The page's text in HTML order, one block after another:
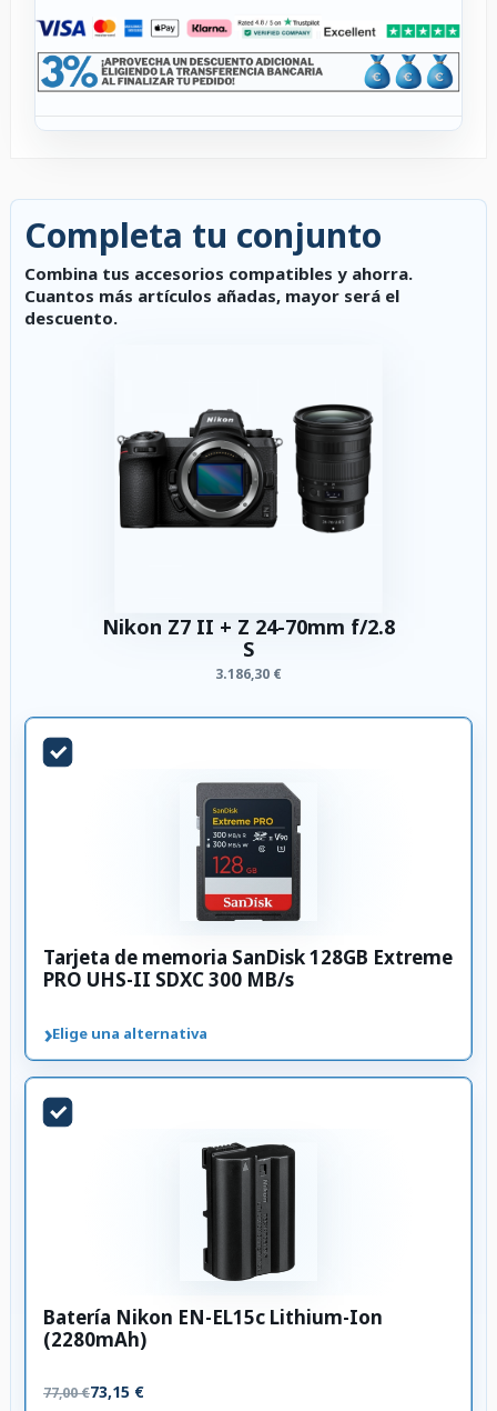
Completa tu conjunto
Combina tus accesorios compatibles y ahorra.
Cuantos más artículos añadas, mayor será el
descuento.
Nikon Z7 II + Z 24-70mm f/2.8
S
3.186,30 €
Tarjeta de memoria SanDisk 128GB Extreme
PRO UHS-II SDXC 300 MB/s
›Elige una alternativa
Batería Nikon EN-EL15c Lithium-Ion
(2280mAh)
77,00 €73,15 €